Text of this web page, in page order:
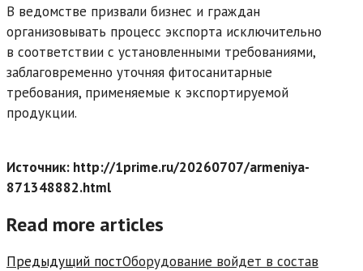
В ведомстве призвали бизнес и граждан
организовывать процесс экспорта исключительно
в соответствии с установленными требованиями,
заблаговременно уточняя фитосанитарные
требования, применяемые к экспортируемой
продукции.
Источник: http://1prime.ru/20260707/armeniya-
871348882.html
Read more articles
Предыдущий постОборудование войдет в состав